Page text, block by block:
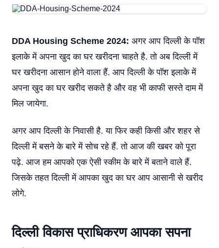
DDA Housing Scheme 2024: अगर आप दिल्ली के पॉश
इलाके में अपना खुद का घर खरीदना चाहते है. तो अब दिल्ली में
घर खरीदना आसान होने वाला हैं. आप दिल्ली के पॉश इलाके में
अपना खुद का घर खरीद सकते है और वह भी काफी सस्ते दाम में
मिल जायेगा.
अगर आप दिल्ली के निवासी है. या फिर कही किसी और शहर से
दिल्ली में बसने के बारे में सोच रहे हैं. तो आज की खबर को पूरा
पढ़े. आज हम आपको एक ऐसी स्कीम के बारे में बताने वाले हैं.
जिसके तहत दिल्ली में आपका खुद का घर आप आसानी से खरीद
लोगे.
दिल्ली विकास प्राधिकरण आपका सपना